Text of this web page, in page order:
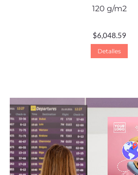
120 g/m2
$6,048.59
Detalles